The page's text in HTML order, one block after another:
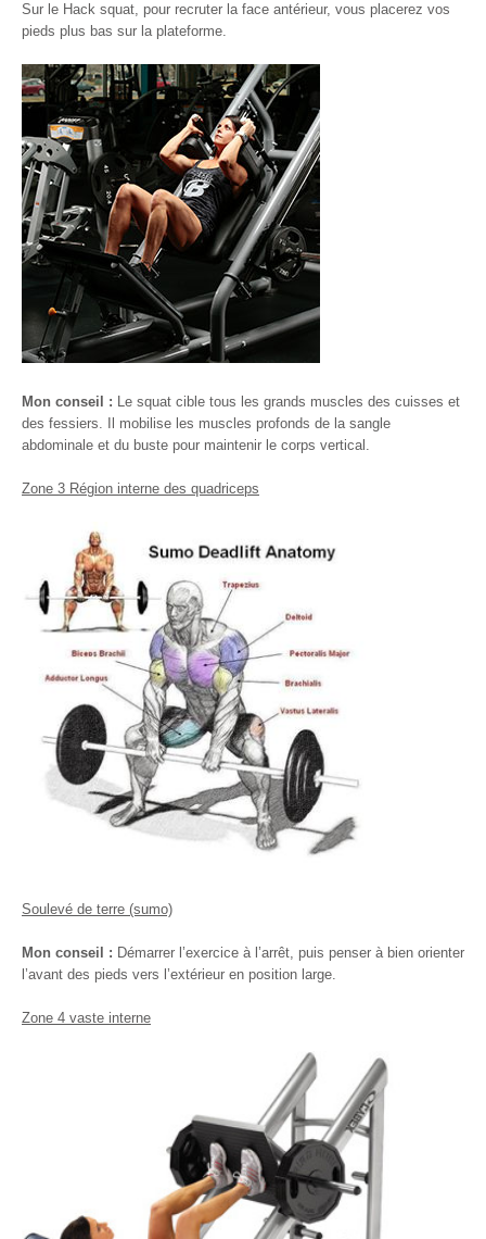
Sur le Hack squat, pour recruter la face antérieur, vous placerez vos
pieds plus bas sur la plateforme.
Mon conseil : Le squat cible tous les grands muscles des cuisses et
des fessiers. Il mobilise les muscles profonds de la sangle
abdominale et du buste pour maintenir le corps vertical.
Zone 3 Région interne des quadriceps
Soulevé de terre (sumo)
Mon conseil : Démarrer l’exercice à l’arrêt, puis penser à bien orienter
l’avant des pieds vers l’extérieur en position large.
Zone 4 vaste interne